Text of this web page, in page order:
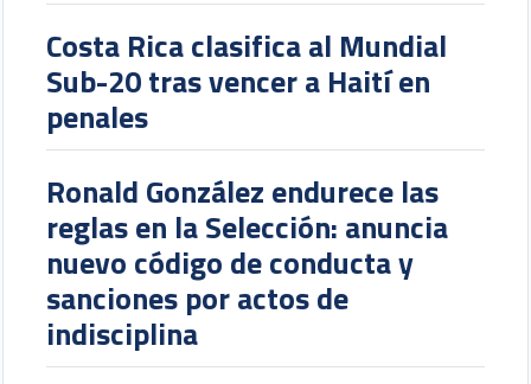
Costa Rica clasifica al Mundial
Sub-20 tras vencer a Haití en
penales
Ronald González endurece las
reglas en la Selección: anuncia
nuevo código de conducta y
sanciones por actos de
indisciplina